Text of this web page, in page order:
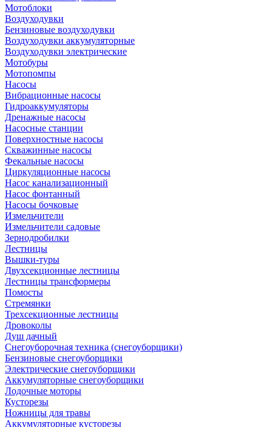
Мотоблоки
Воздуходувки
Бензиновые воздуходувки
Воздуходувки аккумуляторные
Воздуходувки электрические
Мотобуры
Мотопомпы
Насосы
Вибрационные насосы
Гидроаккумуляторы
Дренажные насосы
Насосные станции
Поверхностные насосы
Скважинные насосы
Фекальные насосы
Циркуляционные насосы
Насос канализационный
Насос фонтанный
Насосы бочковые
Измельчители
Измельчители садовые
Зернодробилки
Лестницы
Вышки-туры
Двухсекционные лестницы
Лестницы трансформеры
Помосты
Стремянки
Трехсекционные лестницы
Дровоколы
Душ дачный
Снегоуборочная техника (снегоуборщики)
Бензиновые снегоуборщики
Электрические снегоуборщики
Аккумуляторные снегоуборщики
Лодочные моторы
Кусторезы
Ножницы для травы
Аккумуляторные кусторезы